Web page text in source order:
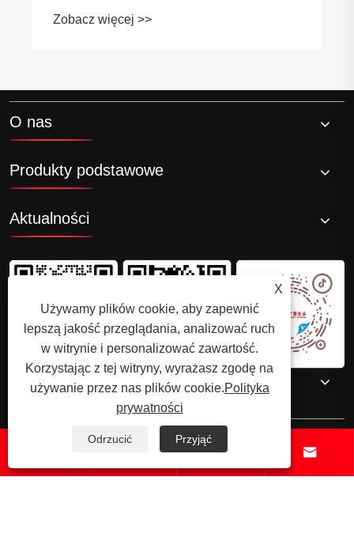
Zobacz więcej >>
O nas
Produkty podstawowe
Aktualności
Skontaktuj się z nami
 
X
Używamy plików cookie, aby zapewnić
lepszą jakość przeglądania, analizować ruch
w witrynie i personalizować zawartość.
Korzystając z tej witryny, wyrażasz zgodę na
używanie przez nas plików cookie.Polityka
prywatności
Odrzucić Przyjąć